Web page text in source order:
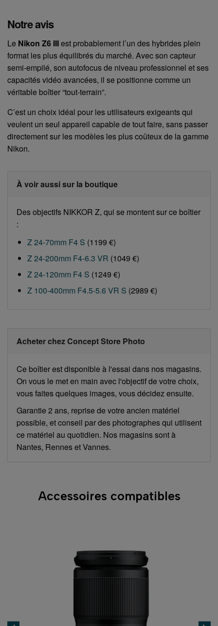
Notre avis
Le Nikon Z6 IIIest probablement l’un des hybrides plein
format les plus équilibrés du marché. Avec son capteur
semi-empilé, son autofocus de niveau professionnel et ses
capacités vidéo avancées, il se positionne comme un
véritable boîtier “tout-terrain”.
C’est un choix idéal pour les utilisateurs exigeants qui
veulent un seul appareil capable de tout faire, sans passer
directement sur les modèles les plus coûteux de la gamme
Nikon.
À voir aussi sur la boutique
Des objectifs NIKKOR Z, qui se montent sur ce boîtier
:
Z 24-70mm F4 S (1199 €)
Z 24-200mm F4-6.3 VR (1049 €)
Z 24-120mm F4 S (1249 €)
Z 100-400mm F4.5-5.6 VR S (2989 €)
Acheter chez Concept Store Photo
Ce boîtier est disponible à l'essai dans nos magasins.
On vous le met en main avec l'objectif de votre choix,
vous faites quelques images, vous décidez ensuite.
Garantie 2 ans, reprise de votre ancien matériel
possible, et conseil par des photographes qui utilisent
ce matériel au quotidien. Nos magasins sont à
Nantes, Rennes et Vannes.
Accessoires compatibles